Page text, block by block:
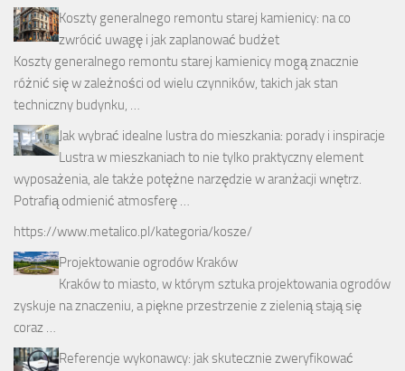
Koszty generalnego remontu starej kamienicy: na co
zwrócić uwagę i jak zaplanować budżet
Koszty generalnego remontu starej kamienicy mogą znacznie
różnić się w zależności od wielu czynników, takich jak stan
techniczny budynku, …
Jak wybrać idealne lustra do mieszkania: porady i inspiracje
Lustra w mieszkaniach to nie tylko praktyczny element
wyposażenia, ale także potężne narzędzie w aranżacji wnętrz.
Potrafią odmienić atmosferę …
https://www.metalico.pl/kategoria/kosze/
Projektowanie ogrodów Kraków
Kraków to miasto, w którym sztuka projektowania ogrodów
zyskuje na znaczeniu, a piękne przestrzenie z zielenią stają się
coraz …
Referencje wykonawcy: jak skutecznie zweryfikować